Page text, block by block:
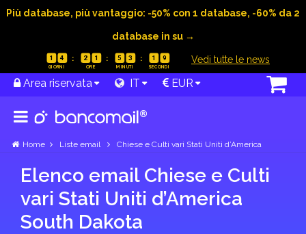
Più database, più vantaggio: -50% con 1 database, -60% da 2
database in su →
1 4 2 1 5 3 1 9 Vedi tutte le news
Area riservata IT EUR
Home Liste email Chiese e Culti vari Stati Uniti d’America
Elenco email Chiese e Culti
vari Stati Uniti d’America
South Dakota